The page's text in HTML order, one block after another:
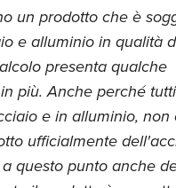
un prodotto che è
e alluminio in qualità
presenta qualche
più. Anche perché
e in alluminio, non
ufficialmente
questo punto anche